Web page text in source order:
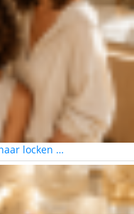
locken …